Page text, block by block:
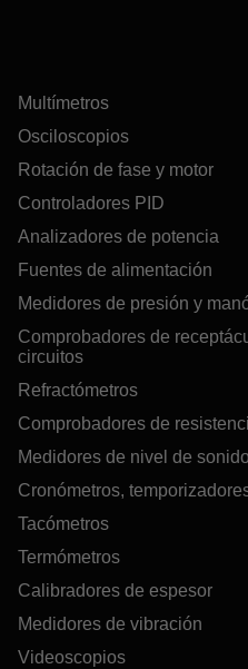
Multímetros
Osciloscopios
Rotación de fase y motor
Controladores PID
Analizadores de potencia
Fuentes de alimentación
Medidores de presión y
Comprobadores de
circuitos
Refractómetros
Comprobadores de
Medidores de nivel de sonido
Cronómetros,
Tacómetros
Termómetros
Calibradores de espesor
Medidores de vibración
Videoscopios